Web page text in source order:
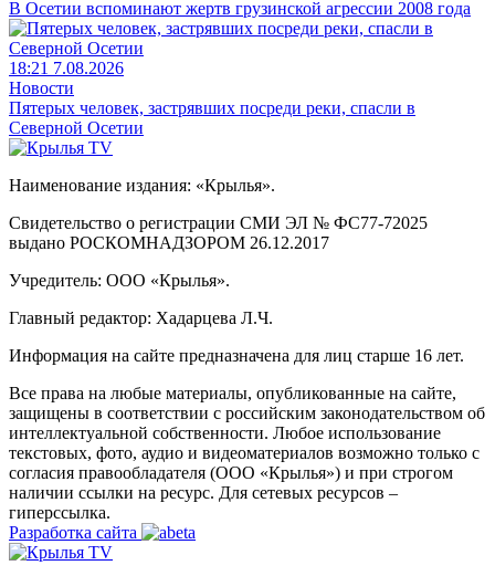
В Осетии вспоминают жертв грузинской агрессии 2008 года
18:21 7.08.2026
Новости
Пятерых человек, застрявших посреди реки, спасли в
Северной Осетии
Наименование издания: «Крылья».
Свидетельство о регистрации СМИ ЭЛ № ФС77-72025
выдано РОСКОМНАДЗОРОМ 26.12.2017
Учредитель: ООО «Крылья».
Главный редактор: Хадарцева Л.Ч.
Информация на сайте предназначена для лиц старше 16 лет.
Все права на любые материалы, опубликованные на сайте,
защищены в соответствии с российским законодательством об
интеллектуальной собственности. Любое использование
текстовых, фото, аудио и видеоматериалов возможно только с
согласия правообладателя (ООО «Крылья») и при строгом
наличии ссылки на ресурс. Для сетевых ресурсов –
гиперссылка.
Разработка сайта